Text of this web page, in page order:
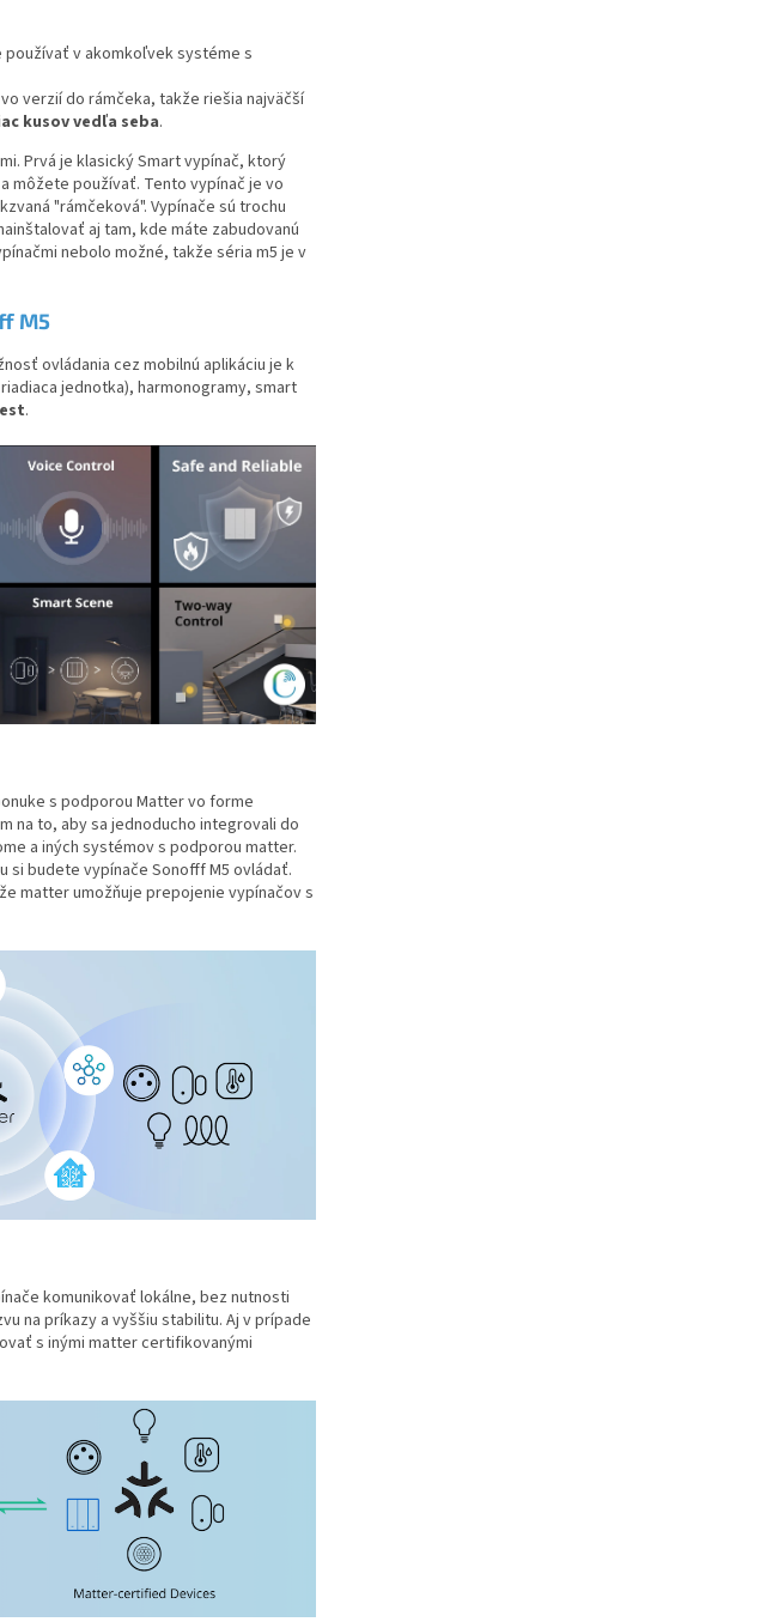
v akomkoľvek systéme s
verzií do rámčeka, takže riešia najväčší
kusov vedľa seba.
Prvá je klasický Smart vypínač, ktorý
môžete používať. Tento vypínač je vo
"rámčeková". Vypínače sú trochu
aj tam, kde máte zabudovanú
nebolo možné, takže séria m5 je v
M5
ovládania cez mobilnú aplikáciu je k
jednotka), harmonogramy, smart
.
s podporou Matter vo forme
na to, aby sa jednoducho integrovali do
a iných systémov s podporou matter.
si budete vypínače Sonofff M5 ovládať.
matter umožňuje prepojenie vypínačov s
komunikovať lokálne, bez nutnosti
na príkazy a vyššiu stabilitu. Aj v prípade
s inými matter certifikovanými